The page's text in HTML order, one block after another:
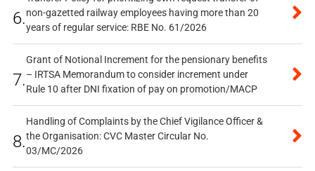
6.non-gazetted railway employees having more than 20
years of regular service: RBE No. 61/2026
7.
Grant of Notional Increment for the pensionary benefits
– IRTSA Memorandum to consider increment under
Rule 10 after DNI fixation of pay on promotion/MACP
8.
Handling of Complaints by the Chief Vigilance Officer &
the Organisation: CVC Master Circular No.
03/MC/2026